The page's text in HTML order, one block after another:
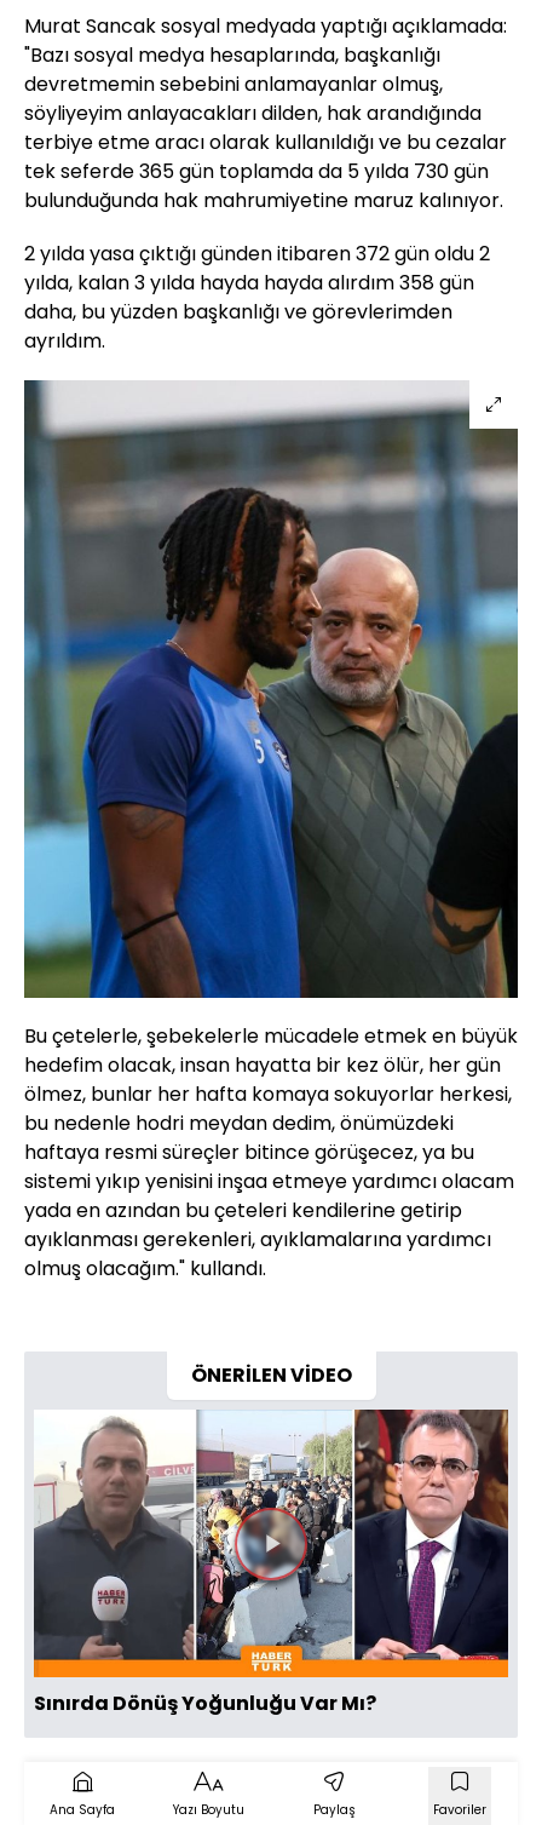
Murat Sancak sosyal medyada yaptığı açıklamada:
"Bazı sosyal medya hesaplarında, başkanlığı
devretmemin sebebini anlamayanlar olmuş,
söyliyeyim anlayacakları dilden, hak arandığında
terbiye etme aracı olarak kullanıldığı ve bu cezalar
tek seferde 365 gün toplamda da 5 yılda 730 gün
bulunduğunda hak mahrumiyetine maruz kalınıyor.
2 yılda yasa çıktığı günden itibaren 372 gün oldu 2
yılda, kalan 3 yılda hayda hayda alırdım 358 gün
daha, bu yüzden başkanlığı ve görevlerimden
ayrıldım.
Bu çetelerle, şebekelerle mücadele etmek en büyük
hedefim olacak, insan hayatta bir kez ölür, her gün
ölmez, bunlar her hafta komaya sokuyorlar herkesi,
bu nedenle hodri meydan dedim, önümüzdeki
haftaya resmi süreçler bitince görüşecez, ya bu
sistemi yıkıp yenisini inşaa etmeye yardımcı olacam
yada en azından bu çeteleri kendilerine getirip
ayıklanması gerekenleri, ayıklamalarına yardımcı
olmuş olacağım." kullandı.
ÖNERİLEN VİDEO
Videoyu
Oynat
Sınırda Dönüş Yoğunluğu Var Mı?
Ana Sayfa Yazı Boyutu Paylaş Favoriler